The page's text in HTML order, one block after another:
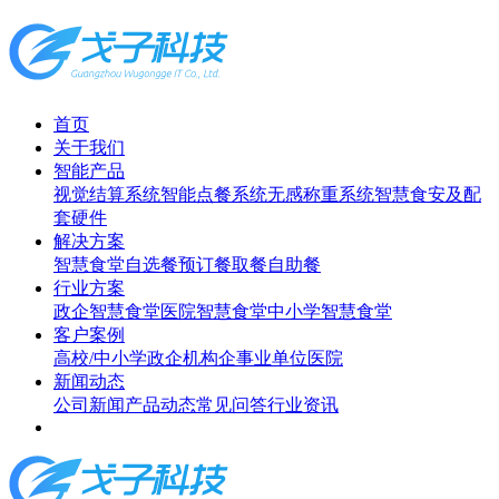
首页
关于我们
智能产品
视觉结算系统智能点餐系统无感称重系统智慧食安及配
套硬件
解决方案
智慧食堂自选餐预订餐取餐自助餐
行业方案
政企智慧食堂医院智慧食堂中小学智慧食堂
客户案例
高校/中小学政企机构企事业单位医院
新闻动态
公司新闻产品动态常见问答行业资讯